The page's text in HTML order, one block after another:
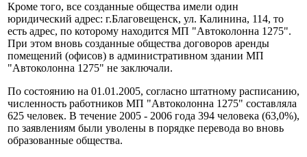
Кроме того, все созданные общества имели один
юридический адрес: г.Благовещенск, ул. Калинина, 114, то
есть адрес, по которому находится МП "Автоколонна 1275".
При этом вновь созданные общества договоров аренды
помещений (офисов) в административном здании МП
"Автоколонна 1275" не заключали.
По состоянию на 01.01.2005, согласно штатному расписанию,
численность работников МП "Автоколонна 1275" составляла
625 человек. В течение 2005 - 2006 года 394 человека (63,0%),
по заявлениям были уволены в порядке перевода во вновь
образованные общества.